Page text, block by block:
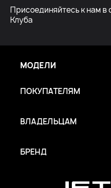
Присоединяйтесь к нам в
Клуба
МОДЕЛИ
ПОКУПАТЕЛЯМ
ВЛАДЕЛЬЦАМ
БРЕНД